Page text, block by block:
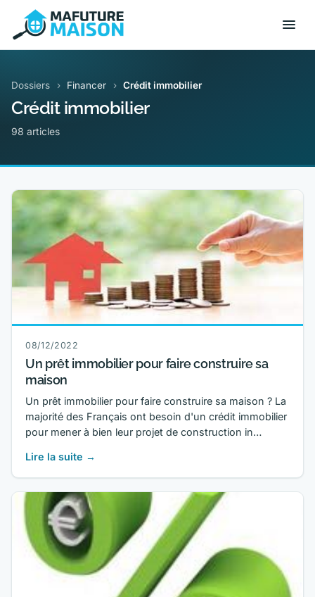
Dossiers › Financer › Crédit immobilier
Crédit immobilier
98 articles
08/12/2022
Un prêt immobilier pour faire construire sa
maison
Un prêt immobilier pour faire construire sa maison ? La
majorité des Français ont besoin d'un crédit immobilier
pour mener à bien leur projet de construction in…
Lire la suite →